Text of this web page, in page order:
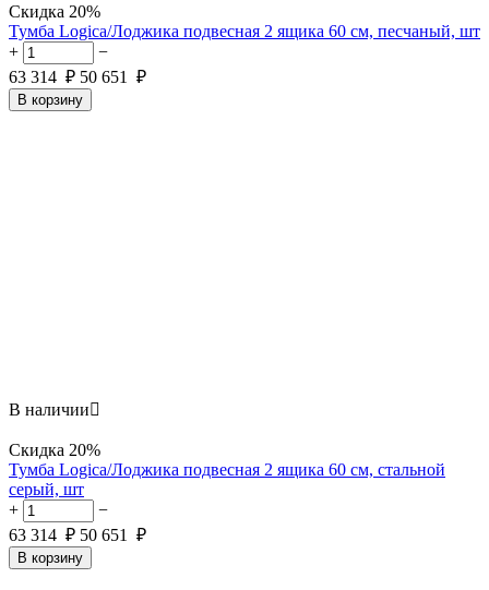
Скидка 20%
Тумба Logica/Лоджика подвесная 2 ящика 60 см, песчаный, шт
+
−
63 314 ₽ 50 651 ₽
В корзину
В наличии
Скидка 20%
Тумба Logica/Лоджика подвесная 2 ящика 60 см, стальной
серый, шт
+
−
63 314 ₽ 50 651 ₽
В корзину